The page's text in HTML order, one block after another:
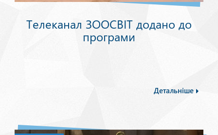
Телеканал ЗООСВІТ додано до
програми
Детальніше